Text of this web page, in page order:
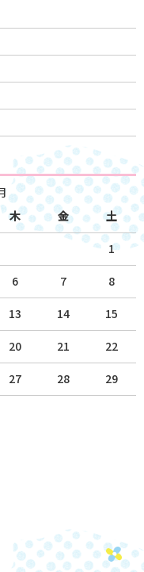
木 金 土
1
6 7 8
13 14 15
20 21 22
27 28 29